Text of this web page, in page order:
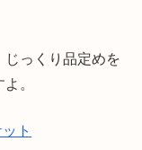
じっくり品定めを
。
ト